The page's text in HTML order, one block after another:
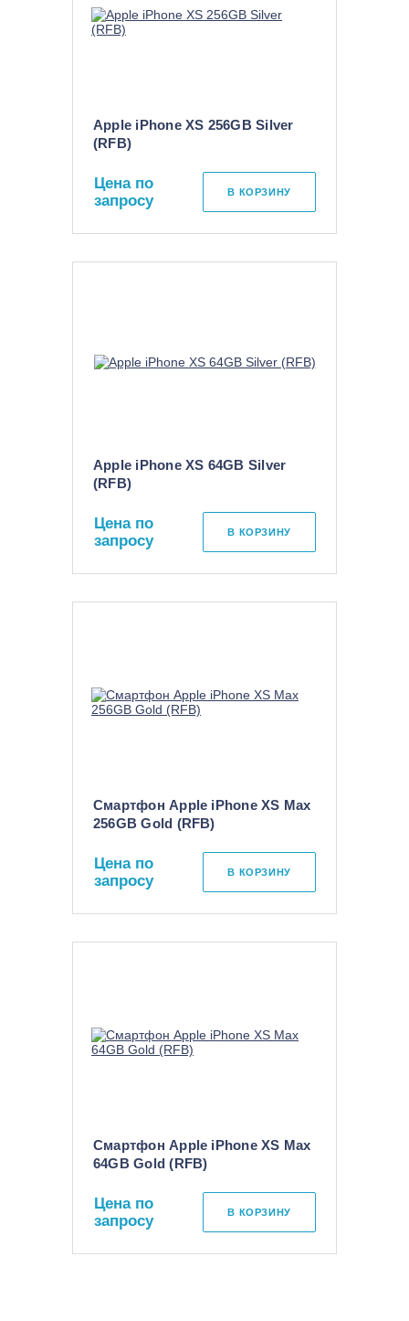
Apple iPhone XS 256GB Silver
(RFB)
Цена по
запросу
В КОРЗИНУ
Apple iPhone XS 64GB Silver
(RFB)
Цена по
запросу
В КОРЗИНУ
Смартфон Apple iPhone XS Max
256GB Gold (RFB)
Цена по
запросу
В КОРЗИНУ
Смартфон Apple iPhone XS Max
64GB Gold (RFB)
Цена по
запросу
В КОРЗИНУ